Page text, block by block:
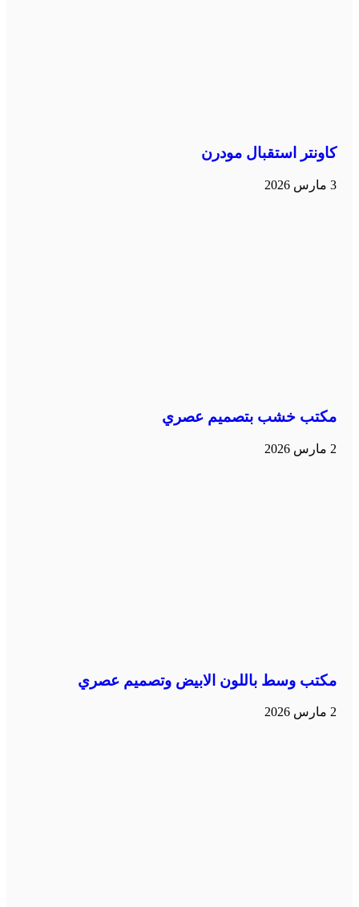
كاونتر استقبال مودرن
3 مارس 2026
مكتب خشب بتصميم عصري
2 مارس 2026
مكتب وسط باللون الابيض وتصميم عصري
2 مارس 2026